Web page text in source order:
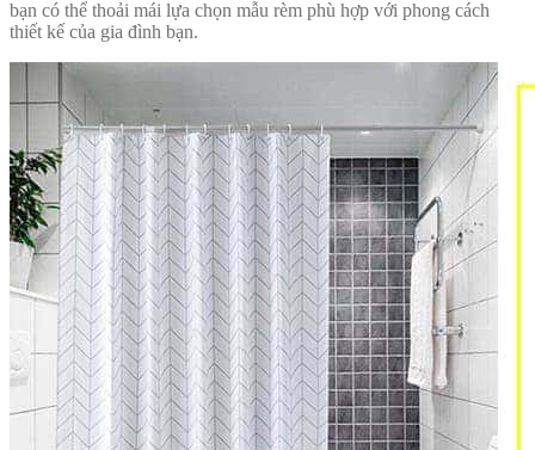
bạn có thể thoải mái lựa chọn mẫu rèm phù hợp với phong cách
thiết kế của gia đình bạn.